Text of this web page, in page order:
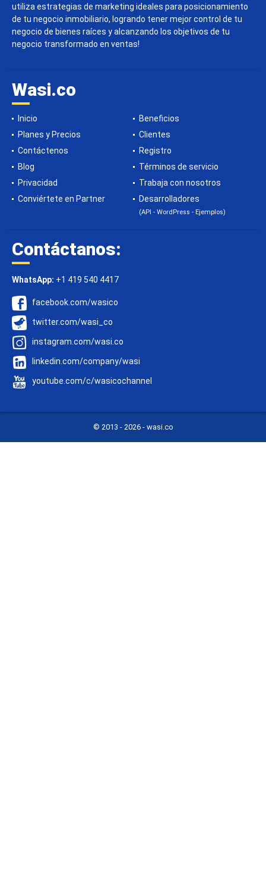
utiliza estrategias de marketing ideales para posicionamiento
de tu negocio inmobiliario, logrando tener mejor control de tu
negocio de bienes raíces y alcanzando los objetivos de tu
negocio transformado en ventas!
Wasi.co
Inicio
Beneficios
Planes y Precios
Clientes
Contáctenos
Registro
Blog
Términos de servicio
Privacidad
Trabaja con nosotros
Conviértete en Partner
Desarrolladores
(API - WordPress - Ejemplos)
Contáctanos:
WhatsApp: +1 419 540 4417
facebook.com/wasico
twitter.com/wasi_co
instagram.com/wasi.co
linkedin.com/company/wasi
youtube.com/c/wasicochannel
© 2013 - 2026 - wasi.co